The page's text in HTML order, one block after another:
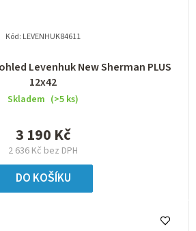
Levenhuk New Sherman PLUS
12x42
Skladem (>5 ks)
2 636 Kč bez DPH
3 190 Kč
DO KOŠÍKU
Kód: LEVENHUK84611